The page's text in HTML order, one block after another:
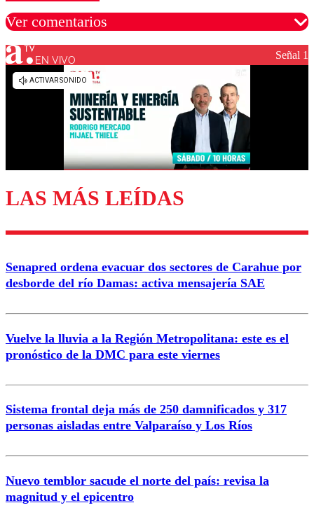
Ver comentarios
Los comentarios son moderados para garantizar un
Enviar comentario
EN VIVO Señal 1
LAS MÁS LEÍDAS
Senapred ordena evacuar dos sectores de Carahue por
desborde del río Damas: activa mensajería SAE
Vuelve la lluvia a la Región Metropolitana: este es el
pronóstico de la DMC para este viernes
Sistema frontal deja más de 250 damnificados y 317
personas aisladas entre Valparaíso y Los Ríos
Nuevo temblor sacude el norte del país: revisa la
magnitud y el epicentro